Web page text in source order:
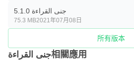
جنى القراءة 5.1.0
75.3 MB2021年07月08日
所有版本
جنى القراءة相關應用